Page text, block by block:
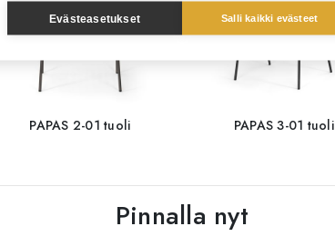
PAPAS 2-01 tuoli PAPAS 3-01 tuoli
Pinnalla nyt
Evästeasetukset Salli kaikki evästeet